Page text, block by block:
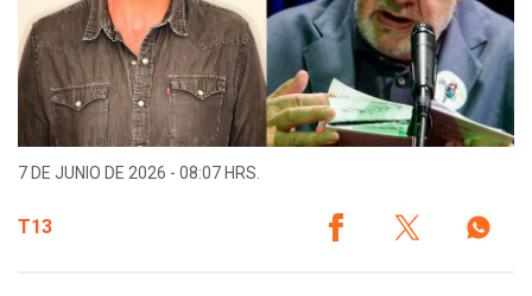
7 DE JUNIO DE 2026 - 08:07 HRS.
T13